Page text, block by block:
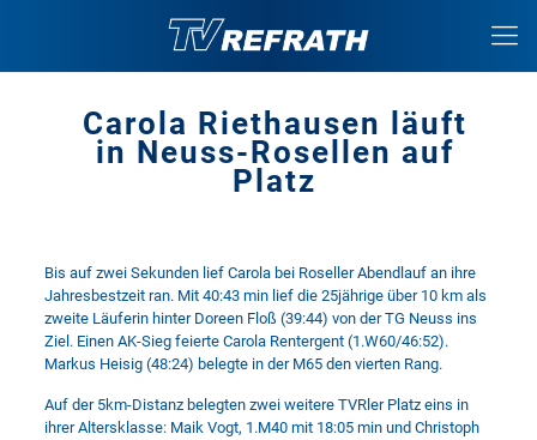
Carola Riethausen läuft
in Neuss-Rosellen auf
Platz
Bis auf zwei Sekunden lief Carola bei Roseller Abendlauf an ihre
Jahresbestzeit ran. Mit 40:43 min lief die 25jährige über 10 km als
zweite Läuferin hinter Doreen Floß (39:44) von der TG Neuss ins
Ziel. Einen AK-Sieg feierte Carola Rentergent (1.W60/46:52).
Markus Heisig (48:24) belegte in der M65 den vierten Rang.
Auf der 5km-Distanz belegten zwei weitere TVRler Platz eins in
ihrer Altersklasse: Maik Vogt, 1.M40 mit 18:05 min und Christoph